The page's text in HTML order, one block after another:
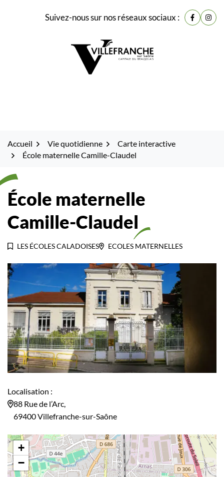
Suivez-nous sur nos réseaux sociaux : Lien vers
Lien
Accueil Vie quotidienne
Carte interactive
École maternelle Camille-Claudel
École maternelle
Camille-Claudel
LES ÉCOLES CALADOISES ECOLES MATERNELLES
Localisation :
88 Rue de l’Arc,
69400 Villefranche-sur-Saône
+
−